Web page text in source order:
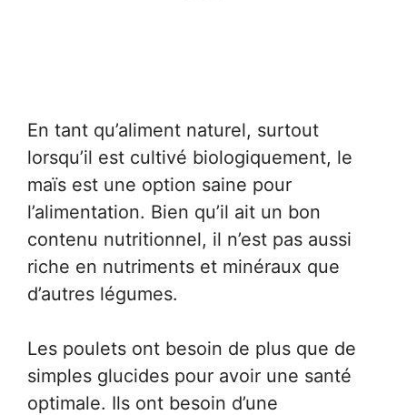
En tant qu’aliment naturel, surtout
lorsqu’il est cultivé biologiquement, le
maïs est une option saine pour
l’alimentation. Bien qu’il ait un bon
contenu nutritionnel, il n’est pas aussi
riche en nutriments et minéraux que
d’autres légumes.
Les poulets ont besoin de plus que de
simples glucides pour avoir une santé
optimale. Ils ont besoin d’une